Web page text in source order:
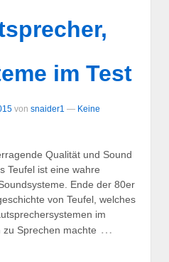
im Test
von snaider1 — Keine
Qualität und Sound
Teufel ist eine wahre
Ende der 80er
von Teufel, welches
im
Sprechen machte …